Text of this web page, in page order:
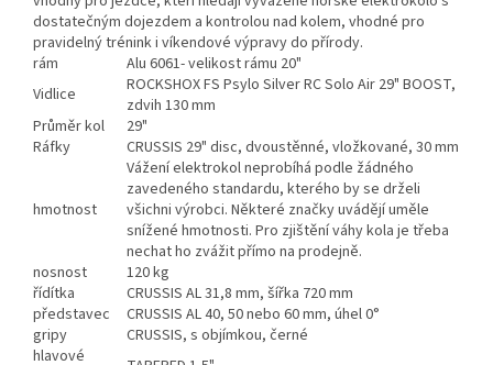
dostatečným dojezdem a kontrolou nad kolem, vhodné pro
pravidelný trénink i víkendové výpravy do přírody.
rám
Alu 6061- velikost rámu 20"
Vidlice
ROCKSHOX FS Psylo Silver RC Solo Air 29" BOOST,
zdvih 130 mm
Průměr kol
29"
Ráfky
CRUSSIS 29" disc, dvoustěnné, vložkované, 30 mm
hmotnost
Vážení elektrokol neprobíhá podle žádného
zavedeného standardu, kterého by se drželi
všichni výrobci. Některé značky uvádějí uměle
snížené hmotnosti. Pro zjištění váhy kola je třeba
nechat ho zvážit přímo na prodejně.
nosnost
120 kg
řídítka
CRUSSIS AL 31,8 mm, šířka 720 mm
představec
CRUSSIS AL 40, 50 nebo 60 mm, úhel 0°
gripy
CRUSSIS, s objímkou, černé
hlavové